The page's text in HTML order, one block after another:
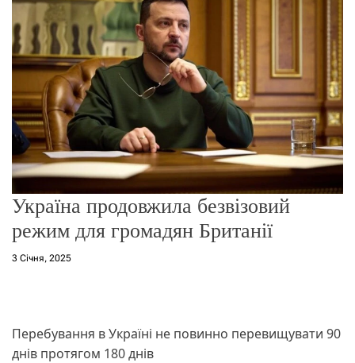
о
м
Україна продовжила безвізовий
режим для громадян Британії
3 Січня, 2025
Перебування в Україні не повинно перевищувати 90
днів протягом 180 днів